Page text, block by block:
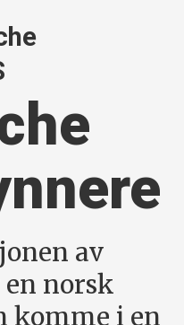
av
norsk
komme i en